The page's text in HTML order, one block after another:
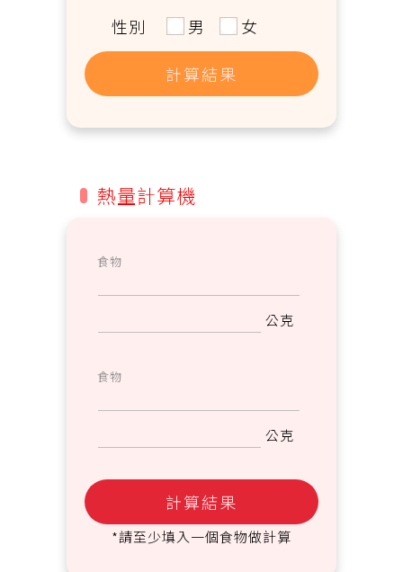
性別 男 女
計算結果
熱量計算機
公克
公克
計算結果